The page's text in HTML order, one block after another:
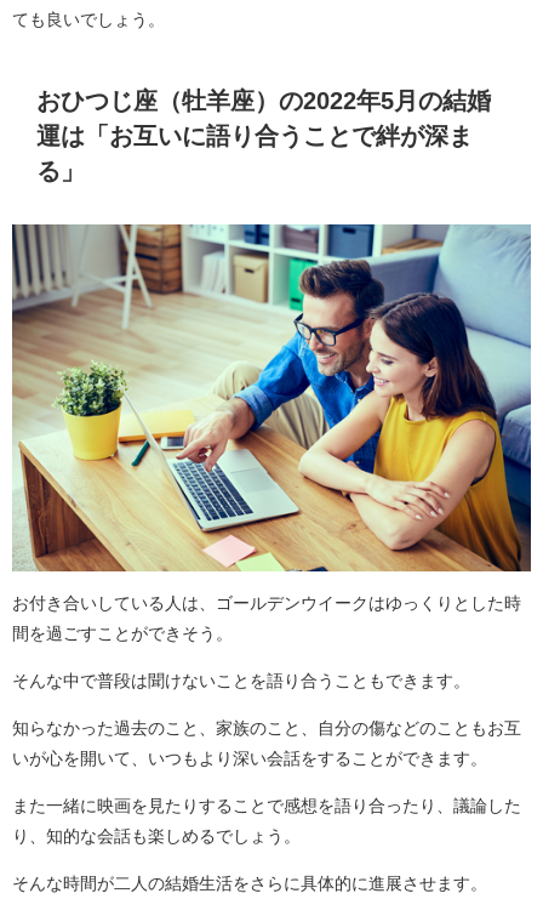
ても良いでしょう。
おひつじ座（牡羊座）の2022年5月の結婚
運は「お互いに語り合うことで絆が深ま
る」
お付き合いしている人は、ゴールデンウイークはゆっくりとした時
間を過ごすことができそう。
そんな中で普段は聞けないことを語り合うこともできます。
知らなかった過去のこと、家族のこと、自分の傷などのこともお互
いが心を開いて、いつもより深い会話をすることができます。
また一緒に映画を見たりすることで感想を語り合ったり、議論した
り、知的な会話も楽しめるでしょう。
そんな時間が二人の結婚生活をさらに具体的に進展させます。